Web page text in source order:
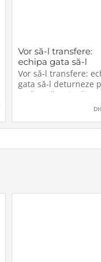
Vor să-l transfere:
echipa gata să-l
deturneze pe
Drăgușin din
către Juventus!
Vor să-l transfere:
gata să-l deturneze
Radu Drăgușin din
drumul către